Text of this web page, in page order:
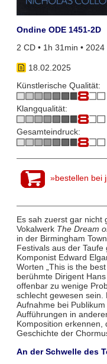
Ondine ODE 1451-2D
2 CD • 1h 31min • 2024
18.02.2025
Künstlerische Qualität:
Klangqualität:
Gesamteindruck:
»bestellen bei
Es sah zuerst gar nicht
Vokalwerk The Dream
in der Birmingham
Festivals aus der
Komponist Edward
Worten „This is the
berühmte Dirigent
offenbar zu wenige
schlecht gewesen
Aufnahme bei
Aufführungen in
Komposition erkennen,
Geschichte der
An der Schwelle des